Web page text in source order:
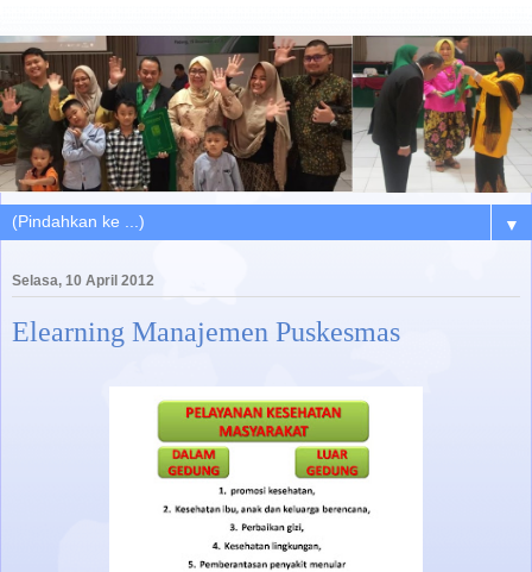
▼
Selasa, 10 April 2012
Elearning Manajemen Puskesmas